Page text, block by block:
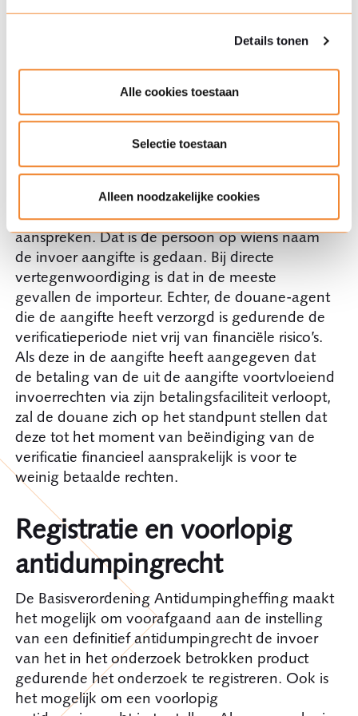
Details tonen
Alle cookies toestaan
Selectie toestaan
Alleen noodzakelijke cookies
onder meer Cambodja, Pakistan, Filippijnen,
Indonesië, Maleisië, Sri Lanka en Tunesië. De
effect gehad.
Het (na)vorderen van
antidumpingrechten
De douane zal in de eerste plaats de douane
technische aangever van de goederen
aanspreken. Dat is de persoon op wiens naam
de invoer aangifte is gedaan. Bij directe
vertegenwoordiging is dat in de meeste
gevallen de importeur. Echter, de douane-agent
die de aangifte heeft verzorgd is gedurende de
verificatieperiode niet vrij van financiële risico’s.
Als deze in de aangifte heeft aangegeven dat
de betaling van de uit de aangifte voortvloeiend
invoerrechten via zijn betalingsfaciliteit verloopt,
zal de douane zich op het standpunt stellen dat
deze tot het moment van beëindiging van de
verificatie financieel aansprakelijk is voor te
weinig betaalde rechten.
Registratie en voorlopig
antidumpingrecht
De Basisverordening Antidumpingheffing maakt
het mogelijk om voorafgaand aan de instelling
van een definitief antidumpingrecht de invoer
van het in het onderzoek betrokken product
gedurende het onderzoek te registreren. Ook is
het mogelijk om een voorlopig